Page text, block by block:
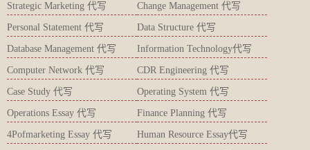
Strategic Marketing 代写 Change Management 代写
Personal Statement 代写 Data Structure 代写
Database Management 代写 Information Technology代写
Computer Network 代写 CDR Engineering 代写
Case Study 代写 Operating System 代写
Operations Essay 代写 Finance Planning 代写
4Pofmarketing Essay 代写 Human Resource Essay代写